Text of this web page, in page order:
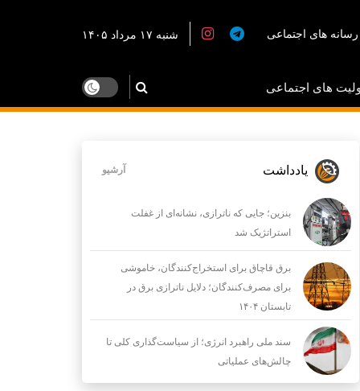
های اجتماعی شنبه ۱۷ مرداد ۱۴۰۵
های اجتماعی
یادداشت آرشیو
بنزین؛ جایی که ناترازی، نشانه‌ای از غفلت
استراتژیک شد
برق قاچاق برای استخراج‌کنندگان، خاموشی
برای مصرف‌کنندگان؛ دلایل ناترازی برق در
تابستان ۱۴۰۴
سند ملی راهبرد انرژی؛ از سیاست‌گذاری کلی تا
چالش‌های عملیاتی